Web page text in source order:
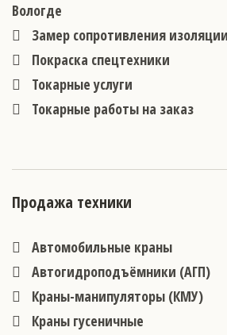
Вологде
Замер сопротивления
Покраска спецтехники
Токарные услуги
Токарные работы на заказ
Продажа техники
Автомобильные краны
Автогидроподъёмники (АГП)
Краны-манипуляторы (КМУ)
Краны гусеничные